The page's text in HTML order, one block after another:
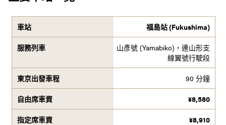
福島站 (Fukushima)
山彥號 (Yamabiko)，連山形支
線翼號行駛段
90 分鐘
¥8,580
¥8,910